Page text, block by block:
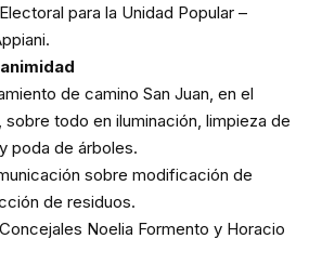
para la Unidad Popular –
de camino San Juan, en el
todo en iluminación, limpieza de
poda de árboles.
sobre modificación de
de residuos.
Noelia Formento y Horacio